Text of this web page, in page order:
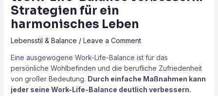
Strategien für ein
harmonisches Leben
Lebensstil & Balance / Leave a Comment
Eine ausgewogene Work-Life-Balance ist für das
persönliche Wohlbefinden und die berufliche Zufriedenheit
von großer Bedeutung. Durch einfache Maßnahmen kann
jeder seine Work-Life-Balance deutlich verbessern.